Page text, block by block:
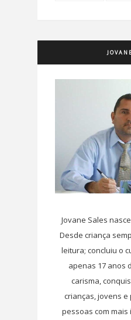
Jovane Sales
Desde criança
leitura; concluiu o
apenas 17 anos
carisma,
crianças, jovens
pessoas com mais